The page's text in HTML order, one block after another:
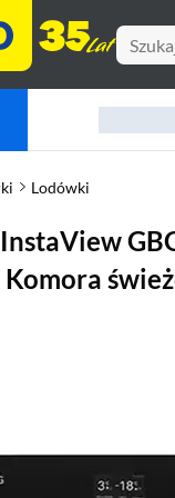
Lodówki
Komora